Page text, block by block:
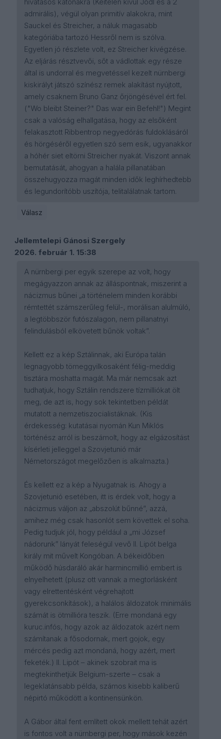
hivatásos katonákra (Keitelen kívül Jodl és a 2
admirális), végül olyan primitív alakokra, mint
Sauckel és Streicher, a náluk magasabb
kategóriába tartozó Hessről nem is szólva.
Egyetlen jó részlete volt, ez Streicher kivégzése.
Az eljárás résztvevői, sőt a vádlottak egy része
által is undorral és megvetéssel kezelt nürnbergi
kiskirályt játszó színész remek alakítást nyújtott,
amely csaknem Bruno Ganz őrjöngésével ért fel.
("Wo bleibt Steiner?" Das war ein Befehl!") Megint
csak a valóság elhallgatása, hogy az elsőként
felakasztott Ribbentrop negyedórás fuldoklásáról
és hörgéséről egyetlen szó sem esik, ugyanakkor
a hóhér siet eltörni Streicher nyakát. Viszont annak
bemutatását, ahogyan a halála pillanatában
összehugyozza magát minden idők leghírhedtebb
és legundorítóbb uszítója, telitalálatnak tartom.
Válasz
Jellemtelepi Gánosi Szergely
2026. február 1. 15:38
A nürnbergi per egyik szerepe az volt, hogy
megágyazzon annak az álláspontnak, miszerint a
nácizmus bűnei „a történelem minden korábbi
rémtettét számszerűleg felül-, morálisan alulmúló,
a legtöbbször futószalagon, nem pillanatnyi
felindulásból elkövetett bűnök voltak”.
Kellett ez a kép Sztálinnak, aki Európa talán
legnagyobb tömeggyilkosaként félig-meddig
tisztára moshatta magát. Ma már nemcsak azt
tudhatjuk, hogy Sztálin rendszere tízmilliókat ölt
meg, de azt is, hogy sok tekintetben példát
mutatott a nemzetiszocialistáknak. (Kis
érdekesség: kutatásai nyomán Kun Miklós
történész arról is beszámolt, hogy az elgázosítást
kísérleti jelleggel a Szovjetunió már
Németországot megelőzően is alkalmazta.)
És kellett ez a kép a Nyugatnak is. Ahogy a
Szovjetunió esetében, itt is érdek volt, hogy a
nácizmus váljon az „abszolút bűnné”, azzá,
amihez még csak hasonlót sem követtek el soha.
Pedig tudjuk jól, hogy például a „mi József
nádorunk” lányát feleségül vevő II. Lipót belga
király mit művelt Kongóban. A békeidőben
működő húsdaráló akár harmincmillió embert is
elnyelhetett (plusz ott vannak a megtorlásként
vagy elrettentésként végrehajtott
gyerekcsonkítások), a halálos áldozatok minimális
számát is ötmillióra teszik. (Erre mondaná egy
kuruc.infós, hogy azok az áldozatok azért nem
számítanak a fősodornak, mert gojok, egy
mércés pedig azt mondaná, hogy azért, mert
feketék.) II. Lipót – akinek szobrait ma is
megtekinthetjük Belgium-szerte – csak a
legeklatánsabb példa, számos kisebb kaliberű
népirtó működött a kontinensünkön.
A Gábor által fent említett okok mellett tehát azért
is fontos volt a nürnbergi per, hogy mások kezén